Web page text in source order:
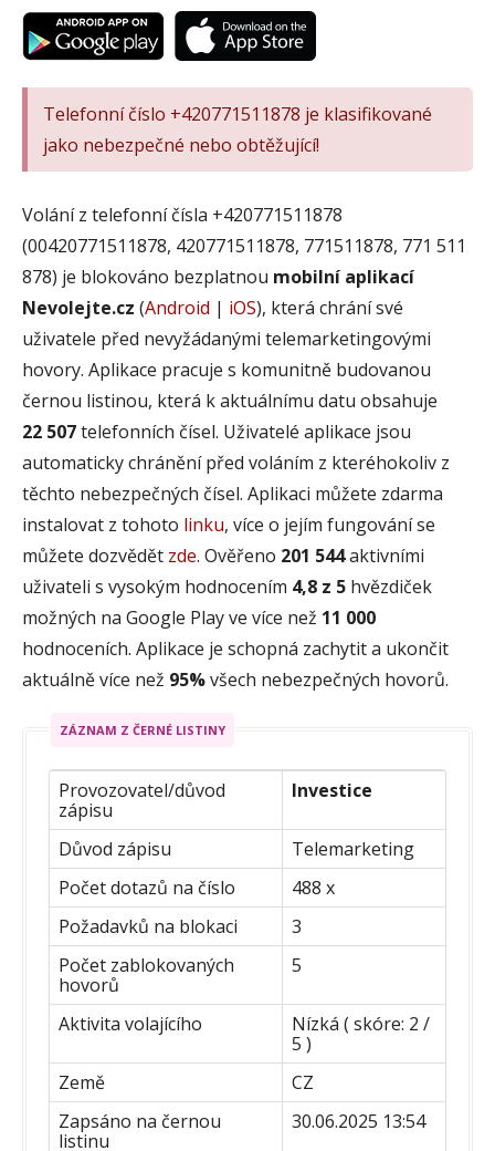
Telefonní číslo +420771511878 je klasifikované
jako nebezpečné nebo obtěžující!
Volání z telefonní čísla +420771511878
(00420771511878, 420771511878, 771511878, 771 511
878) je blokováno bezplatnou mobilní aplikací
Nevolejte.cz (Android | iOS), která chrání své
uživatele před nevyžádanými telemarketingovými
hovory. Aplikace pracuje s komunitně budovanou
černou listinou, která k aktuálnímu datu obsahuje
22 507telefonních čísel. Uživatelé aplikace jsou
automaticky chránění před voláním z kteréhokoliv z
těchto nebezpečných čísel. Aplikaci můžete zdarma
instalovat z tohoto linku, více o jejím fungování se
můžete dozvědět zde. Ověřeno 201 544aktivními
uživateli s vysokým hodnocením 4,8 z 5 hvězdiček
možných na Google Play ve více než 11 000
hodnoceních. Aplikace je schopná zachytit a ukončit
aktuálně více než 95%všech nebezpečných hovorů.
ZÁZNAM Z ČERNÉ LISTINY
Provozovatel/důvod
zápisu
Investice
Důvod zápisu
Telemarketing
Počet dotazů na číslo
488 x
Požadavků na blokaci
3
Počet zablokovaných
hovorů
5
Aktivita volajícího
Nízká ( skóre: 2 /
5 )
Země
CZ
Zapsáno na černou
listinu
30.06.2025 13:54